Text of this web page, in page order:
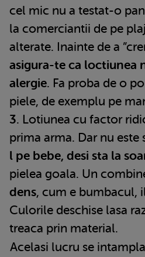
cel mic nu a testat-o
la comerciantii de pe
alterate. Inainte de a
asigura-te ca loctiunea
alergie. Fa proba de o
piele, de exemplu pe
3. Lotiunea cu factor
prima arma. Dar nu este
l pe bebe, desi sta la
pielea goala. Un
dens, cum e bumbacul,
Culorile deschise lasa
treaca prin material.
Acelasi lucru se